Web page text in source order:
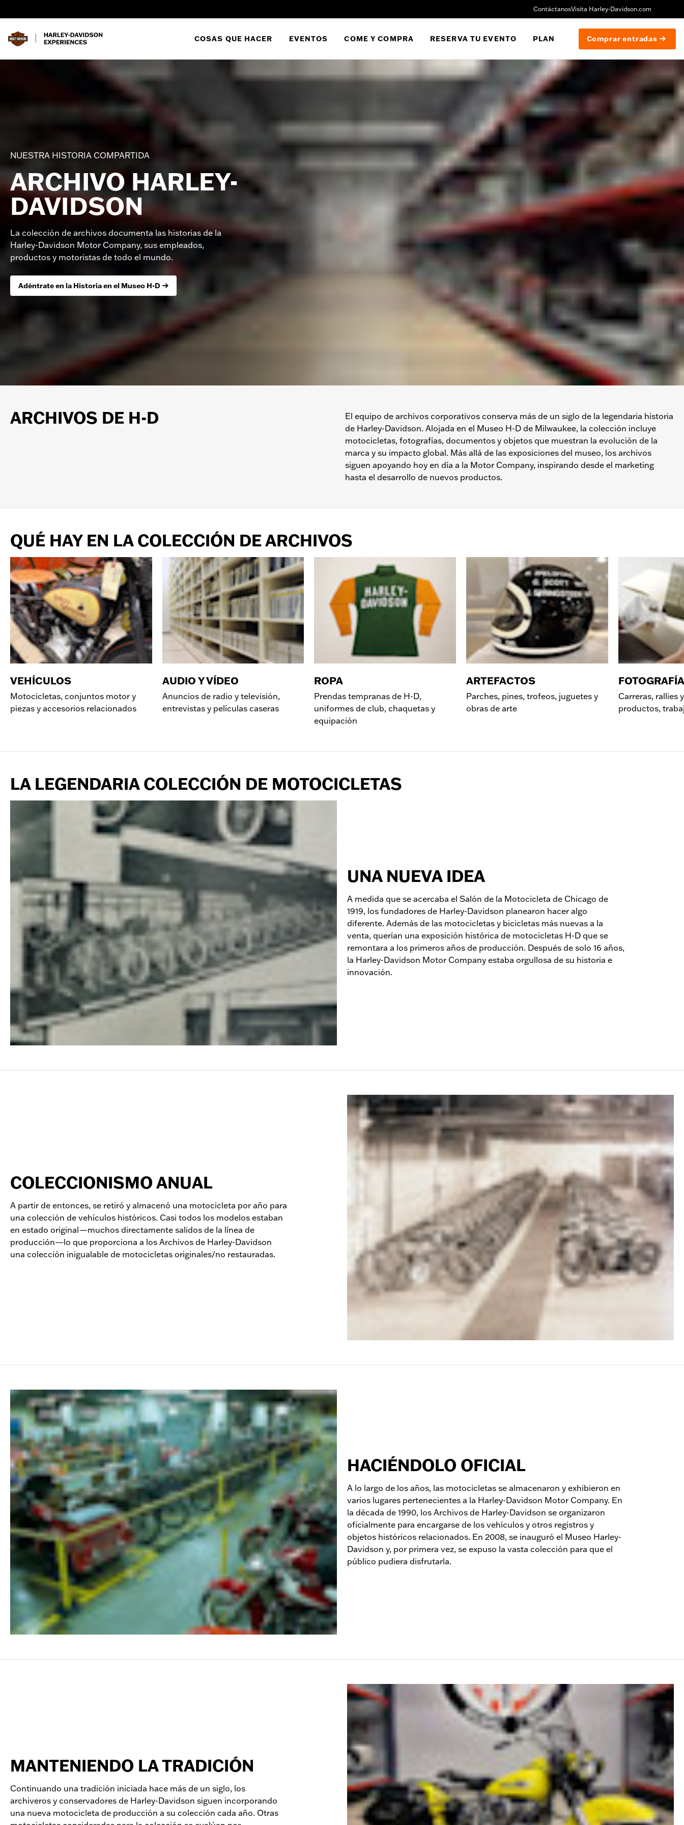
ContáctanosVisita Harley-Davidson.com
COSAS QUE HACER EVENTOS COME Y COMPRA RESERVA TU EVENTO PLAN Comprar entradas
NUESTRA HISTORIA COMPARTIDA
ARCHIVO HARLEY-
DAVIDSON
La colección de archivos documenta las historias de la
Harley-Davidson Motor Company, sus empleados,
productos y motoristas de todo el mundo.
Adéntrate en la Historia en el Museo H-D
ARCHIVOS DE H-D
El equipo de archivos corporativos conserva más de un siglo de la legendaria historia
de Harley-Davidson. Alojada en el Museo H-D de Milwaukee, la colección incluye
motocicletas, fotografías, documentos y objetos que muestran la evolución de la
marca y su impacto global. Más allá de las exposiciones del museo, los archivos
siguen apoyando hoy en día a la Motor Company, inspirando desde el marketing
hasta el desarrollo de nuevos productos.
QUÉ HAY EN LA COLECCIÓN DE ARCHIVOS
VEHÍCULOS
Motocicletas, conjuntos motor y
piezas y accesorios relacionados
AUDIO Y VÍDEO
Anuncios de radio y televisión,
entrevistas y películas caseras
ROPA
Prendas tempranas de H-D,
uniformes de club, chaquetas y
equipación
ARTEFACTOS
Parches, pines, trofeos, juguetes y
obras de arte
Carreras, rallies
productos,
LA LEGENDARIA COLECCIÓN DE MOTOCICLETAS
UNA NUEVA IDEA
A medida que se acercaba el Salón de la Motocicleta de Chicago de
1919, los fundadores de Harley-Davidson planearon hacer algo
diferente. Además de las motocicletas y bicicletas más nuevas a la
venta, querían una exposición histórica de motocicletas H-D que se
remontara a los primeros años de producción. Después de solo 16 años,
la Harley-Davidson Motor Company estaba orgullosa de su historia e
innovación.
COLECCIONISMO ANUAL
A partir de entonces, se retiró y almacenó una motocicleta por año para
una colección de vehículos históricos. Casi todos los modelos estaban
en estado original—muchos directamente salidos de la línea de
producción—lo que proporciona a los Archivos de Harley-Davidson
una colección inigualable de motocicletas originales/no restauradas.
HACIÉNDOLO OFICIAL
A lo largo de los años, las motocicletas se almacenaron y exhibieron en
varios lugares pertenecientes a la Harley-Davidson Motor Company. En
la década de 1990, los Archivos de Harley-Davidson se organizaron
oficialmente para encargarse de los vehículos y otros registros y
objetos históricos relacionados. En 2008, se inauguró el Museo Harley-
Davidson y, por primera vez, se expuso la vasta colección para que el
público pudiera disfrutarla.
MANTENIENDO LA TRADICIÓN
Continuando una tradición iniciada hace más de un siglo, los
archiveros y conservadores de Harley-Davidson siguen incorporando
una nueva motocicleta de producción a su colección cada año. Otras